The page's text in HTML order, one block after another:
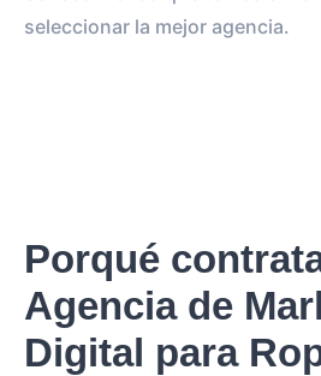
seleccionar la mejor agencia.
Porqué
Agencia de
Digital para